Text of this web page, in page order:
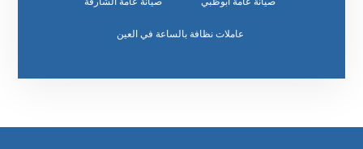
عاملات نظافة بالساعة في العين